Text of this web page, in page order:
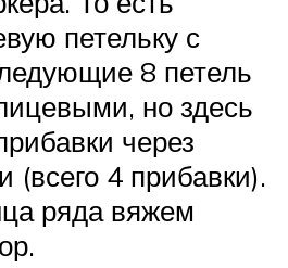
петельку с
8 петель
но здесь
через
(всего 4 прибавки).
ряда вяжем